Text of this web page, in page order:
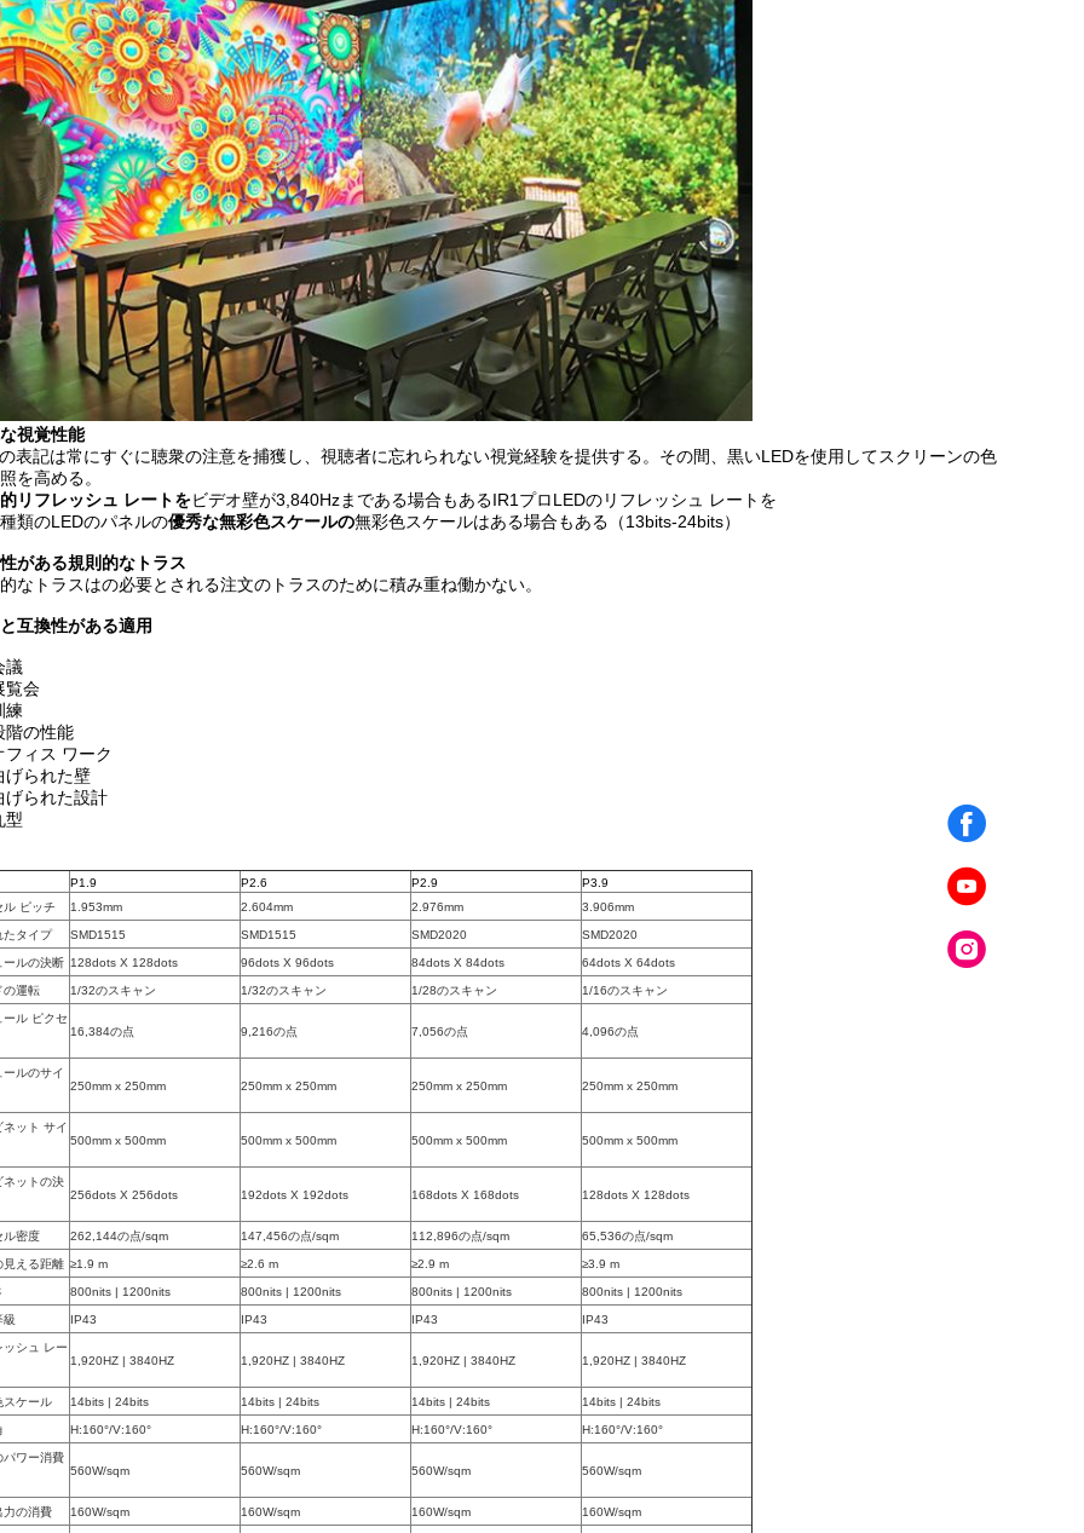
視覚性能
表記は常にすぐに聴衆の注意を捕獲し、視聴者に忘れられない視覚経験を提供する。その間、黒いLEDを使用してスクリーンの色
を高める。
リフレッシュ レートをビデオ壁が3,840Hzまである場合もあるIR1プロLEDのリフレッシュ レートを
類のLEDのパネルの優秀な無彩色スケールの無彩色スケールはある場合もある（13bits-24bits）
がある規則的なトラス
なトラスはの必要とされる注文のトラスのために積み重ね働かない。
互換性がある適用
議
覧会
練
階の性能
フィス ワーク
げられた壁
げられた設計
型
P1.9 P2.6 P2.9
P3.9
ル ピッチ
1.953mm 2.604mm 2.976mm 3.906mm
たタイプ SMD1515 SMD1515 SMD2020 SMD2020
ールの決断 128dots X 128dots 96dots X 96dots 84dots X 84dots 64dots X 64dots
の運転 1/32のスキャン 1/32のスキャン 1/28のスキャン 1/16のスキャン
ール ピクセ
16,384の点
9,216の点 7,056の点 4,096の点
ールのサイ
250mm x 250mm
250mm x 250mm 250mm x 250mm 250mm x 250mm
ネット サイ
500mm x 500mm
500mm x 500mm 500mm x 500mm 500mm x 500mm
ネットの決
256dots X 256dots
192dots X 192dots 168dots X 168dots 128dots X 128dots
ル密度 262,144の点/sqm 147,456の点/sqm 112,896の点/sqm 65,536の点/sqm
見える距離 ≥1.9 m ≥2.6 m ≥2.9 m ≥3.9 m
800nits | 1200nits 800nits | 1200nits 800nits | 1200nits 800nits | 1200nits
級 IP43 IP43 IP43 IP43
ッシュ レー
1,920HZ | 3840HZ
1,920HZ | 3840HZ 1,920HZ | 3840HZ 1,920HZ | 3840HZ
スケール 14bits | 24bits 14bits | 24bits 14bits | 24bits 14bits | 24bits
H:160°/V:160° H:160°/V:160° H:160°/V:160° H:160°/V:160°
パワー消費
560W/sqm
560W/sqm 560W/sqm 560W/sqm
力の消費 160W/sqm 160W/sqm 160W/sqm 160W/sqm